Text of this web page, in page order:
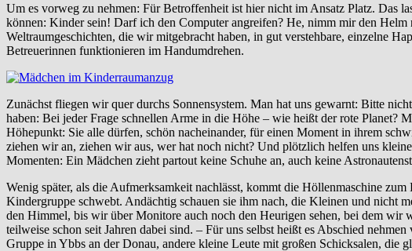
Um es vorweg zu nehmen: Für Betroffenheit ist hier nicht im Ansatz Platz. Das
können: Kinder sein! Darf ich den Computer angreifen? He, nimm mir den
Weltraumgeschichten, die wir mitgebracht haben, in gut verstehbare, einzelne
Betreuerinnen funktionieren im Handumdrehen.
Zunächst fliegen wir quer durchs Sonnensystem. Man hat uns gewarnt: Bitte
haben: Bei jeder Frage schnellen Arme in die Höhe – wie heißt der rote Planet?
Höhepunkt: Sie alle dürfen, schön nacheinander, für einen Moment in ihrem
ziehen wir an, ziehen wir aus, wer hat noch nicht? Und plötzlich helfen uns
Momenten: Ein Mädchen zieht partout keine Schuhe an, auch keine
Wenig später, als die Aufmerksamkeit nachlässt, kommt die Höllenmaschine
Kindergruppe schwebt. Andächtig schauen sie ihm nach, die Kleinen und nicht
den Himmel, bis wir über Monitore auch noch den Heurigen sehen, bei dem wir
teilweise schon seit Jahren dabei sind. – Für uns selbst heißt es Abschied
Gruppe in Ybbs an der Donau, andere kleine Leute mit großen Schicksalen, die